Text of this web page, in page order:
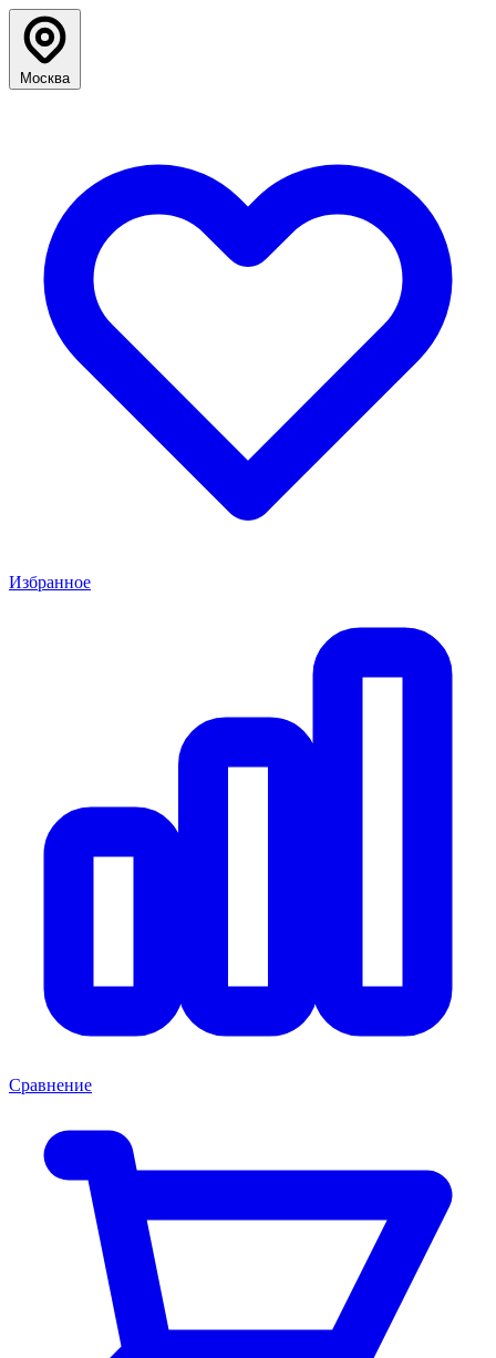
Москва
Избранное
Сравнение